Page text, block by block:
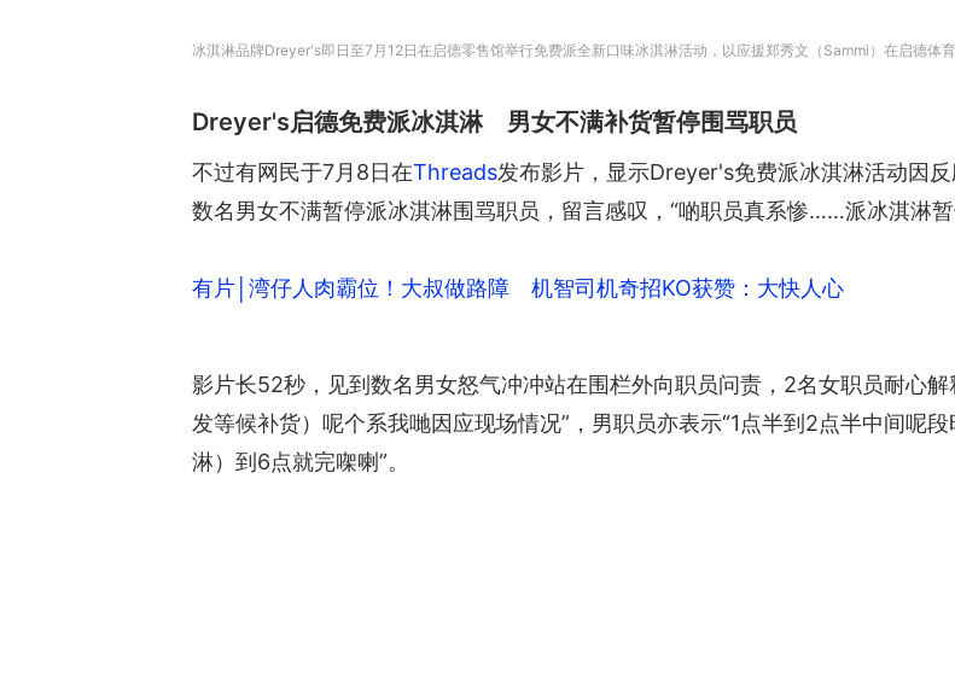
冰淇淋品牌Dreyer's即日至7月12日在启德零售馆举行免费派全新口味冰淇淋活动，以应援郑秀文（Sammi）在启德体
Dreyer's启德免费派冰淇淋 男女不满补货暂停围骂职员
不过有网民于7月8日在Threads发布影片，显示Dreyer's免费派冰淇淋活动因
数名男女不满暂停派冰淇淋围骂职员，留言感叹，“啲职员真系惨……派冰淇淋暂
有片│湾仔人肉霸位！大叔做路障 机智司机奇招KO获赞：大快人心
影片长52秒，见到数名男女怒气冲冲站在围栏外向职员问责，2名女职员耐心
发等候补货）呢个系我哋因应现场情况”，男职员亦表示“1点半到2点半中间呢
淋）到6点就完㗎喇”。